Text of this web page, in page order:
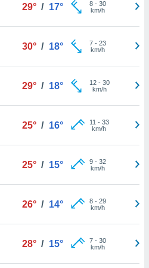
29° / 17° 8- 30
km/h
30° / 18° 7- 23
km/h
29° / 18° 12- 30
km/h
25° / 16° 11 - 33
km/h
25° / 15° 9- 32
km/h
26° / 14° 8- 29
km/h
28° / 15° 7- 30
km/h